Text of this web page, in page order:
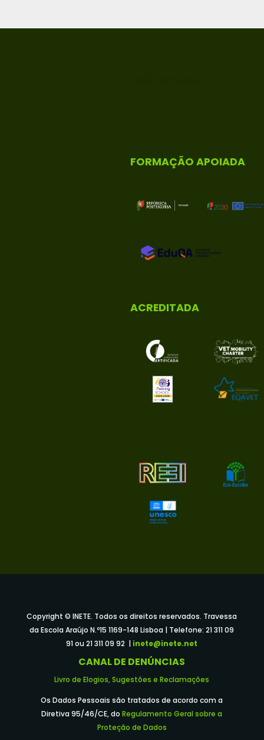
FORMAÇÃO APOIADA
ACREDITADA
Copyright © INETE. Todos os direitos reservados. Travessa
da Escola Araújo N.º15 1169-148 Lisboa | Telefone: 21 311 09
91 ou 21 311 09 92 | inete@inete.net
CANAL DE DENÚNCIAS
Livro de Elogios, Sugestões e Reclamações
Os Dados Pessoais são tratados de acordo com a
Diretiva 95/46/CE, doRegulamento Geral sobre a
Proteção de Dados